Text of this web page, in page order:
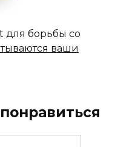
для борьбы со
ваши